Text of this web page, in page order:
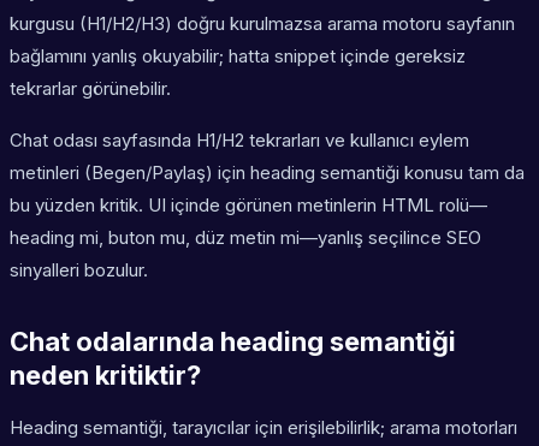
kurgusu (H1/H2/H3) doğru kurulmazsa arama motoru sayfanın
bağlamını yanlış okuyabilir; hatta snippet içinde gereksiz
tekrarlar görünebilir.
Chat odası sayfasında H1/H2 tekrarları ve kullanıcı eylem
metinleri (Begen/Paylaş) için heading semantiği konusu tam da
bu yüzden kritik. UI içinde görünen metinlerin HTML rolü—
heading mi, buton mu, düz metin mi—yanlış seçilince SEO
sinyalleri bozulur.
Chat odalarında heading semantiği
neden kritiktir?
Heading semantiği, tarayıcılar için erişilebilirlik; arama motorları